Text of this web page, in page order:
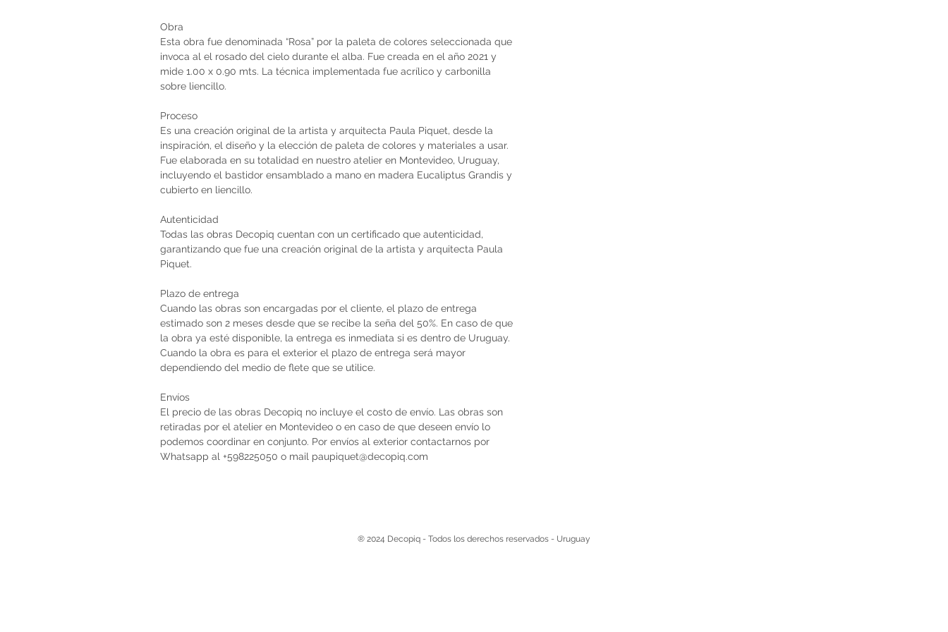
Obra
Esta obra fue denominada “Rosa” por la paleta de colores seleccionada que
invoca al el rosado del cielo durante el alba. Fue creada en el año 2021 y
mide 1.00 x 0.90 mts. La técnica implementada fue acrílico y carbonilla
sobre liencillo.
Proceso
Es una creación original de la artista y arquitecta Paula Piquet, desde la
inspiración, el diseño y la elección de paleta de colores y materiales a usar.
Fue elaborada en su totalidad en nuestro atelier en Montevideo, Uruguay,
incluyendo el bastidor ensamblado a mano en madera Eucaliptus Grandis y
cubierto en liencillo.
Autenticidad
Todas las obras Decopiq cuentan con un certificado que autenticidad,
garantizando que fue una creación original de la artista y arquitecta Paula
Piquet.
Plazo de entrega
Cuando las obras son encargadas por el cliente, el plazo de entrega
estimado son 2 meses desde que se recibe la seña del 50%. En caso de que
la obra ya esté disponible, la entrega es inmediata si es dentro de Uruguay.
Cuando la obra es para el exterior el plazo de entrega será mayor
dependiendo del medio de flete que se utilice.
Envíos
El precio de las obras Decopiq no incluye el costo de envío. Las obras son
retiradas por el atelier en Montevideo o en caso de que deseen envío lo
podemos coordinar en conjunto. Por envíos al exterior contactarnos por
Whatsapp al +598225050 o mail paupiquet@decopiq.com
® 2024 Decopiq - Todos los derechos reservados - Uruguay